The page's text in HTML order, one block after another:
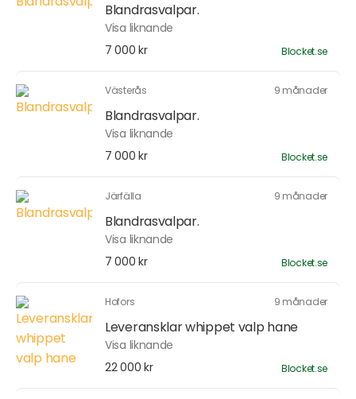
Blandrasvalpar.
Visa liknande
7 000 kr
Blocket.se
Västerås 9 månader
Blandrasvalpar.
Visa liknande
7 000 kr
Blocket.se
Järfälla 9 månader
Blandrasvalpar.
Visa liknande
7 000 kr
Blocket.se
Hofors 9 månader
Leveransklar whippet valp hane
Visa liknande
22 000 kr
Blocket.se